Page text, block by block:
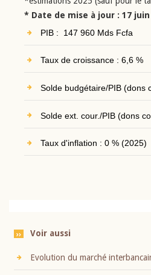
* Date de mise à jour : 17 juin
PIB : 147 960 Mds Fcfa
Taux de croissance : 6,6 %
Solde budgétaire/PIB (dons
Solde ext. cour./PIB (dons
Taux d'inflation : 0 % (2025)
Voir aussi
Evolution du marché